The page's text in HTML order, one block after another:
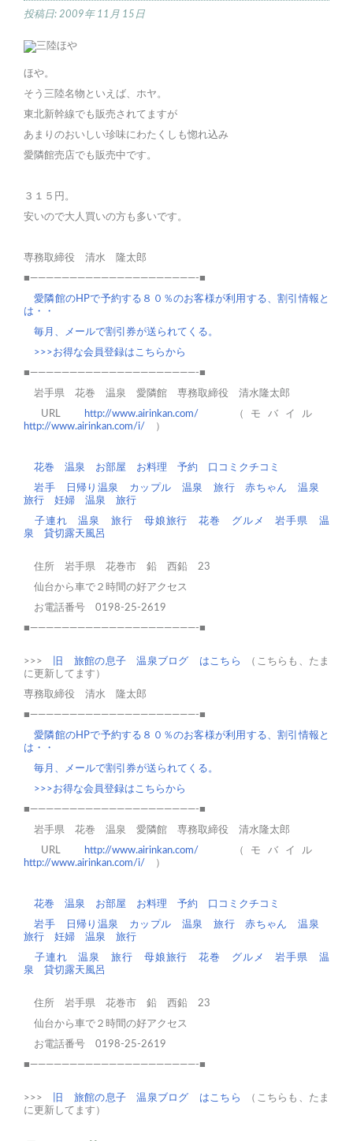
投稿日: 2009年 11月 15日
ほや。
そう三陸名物といえば、ホヤ。
東北新幹線でも販売されてますが
あまりのおいしい珍味にわたくしも惚れ込み
愛隣館売店でも販売中です。
３１５円。
安いので大人買いの方も多いです。
専務取締役 清水 隆太郎
■—————————————————————-■
愛隣館のHPで予約する８０％のお客様が利用する、割引情報と
は・・
毎月、メールで割引券が送られてくる。
>>>お得な会員登録はこちらから
■—————————————————————-■
岩手県 花巻 温泉 愛隣館 専務取締役 清水隆太郎
URL
http://www.airinkan.com/ （モバイル
http://www.airinkan.com/i/ ）
花巻 温泉 お部屋 お料理 予約
口コミクチコミ
岩手 日帰り温泉
カップル 温泉 旅行
赤ちゃん 温泉
旅行
妊婦 温泉 旅行
子連れ 温泉 旅行
母娘旅行 花巻 グルメ
岩手県 温
泉
貸切露天風呂
住所 岩手県 花巻市 鉛 西鉛 23
仙台から車で２時間の好アクセス
お電話番号 0198-25-2619
■—————————————————————-■
>>> 旧 旅館の息子 温泉ブログ はこちら
（こちらも、たま
に更新してます）
専務取締役 清水 隆太郎
■—————————————————————-■
愛隣館のHPで予約する８０％のお客様が利用する、割引情報と
は・・
毎月、メールで割引券が送られてくる。
>>>お得な会員登録はこちらから
■—————————————————————-■
岩手県 花巻 温泉 愛隣館 専務取締役 清水隆太郎
URL
http://www.airinkan.com/ （モバイル
http://www.airinkan.com/i/ ）
花巻 温泉 お部屋 お料理 予約
口コミクチコミ
岩手 日帰り温泉
カップル 温泉 旅行
赤ちゃん 温泉
旅行
妊婦 温泉 旅行
子連れ 温泉 旅行
母娘旅行 花巻 グルメ
岩手県 温
泉
貸切露天風呂
住所 岩手県 花巻市 鉛 西鉛 23
仙台から車で２時間の好アクセス
お電話番号 0198-25-2619
■—————————————————————-■
>>> 旧 旅館の息子 温泉ブログ はこちら
（こちらも、たま
に更新してます）